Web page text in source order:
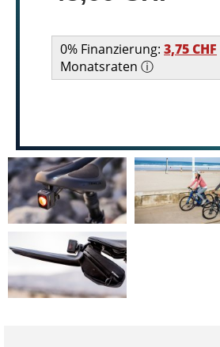
0% Finanzierung: 3,75 CHF
Monatsraten ⓘ